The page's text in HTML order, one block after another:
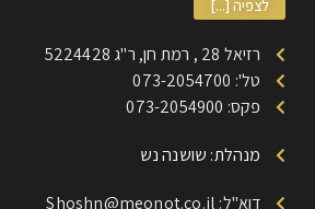
לצפיה [...]
רזיאל 28 , רמת חן, ר"ג 5224428
טל': 073-2054700
פקס: 073-2054900
מנהלת: שושנה נש
דוא"ל: Shoshn@meonot.co.il